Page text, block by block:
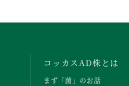
コッカスAD株とは
まず「菌」のお話